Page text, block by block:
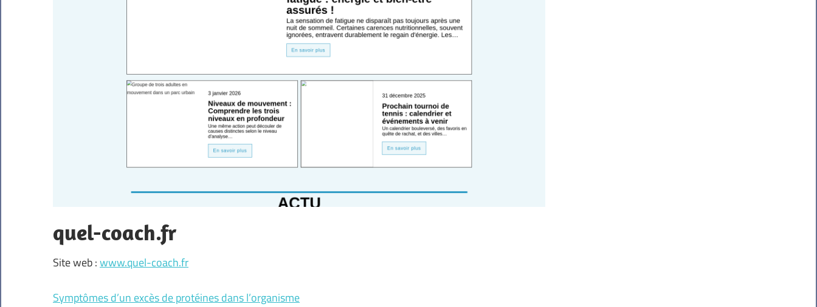
quel-coach.fr
Site web :www.quel-coach.fr
Symptômes d’un excès de protéines dans l’organisme